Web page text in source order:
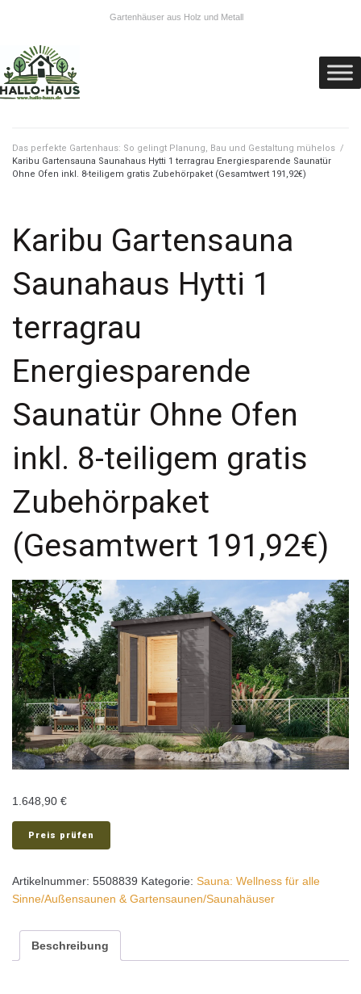
Gartenhäuser aus Holz und Metall
Das perfekte Gartenhaus: So gelingt Planung, Bau und Gestaltung mühelos /
Karibu Gartensauna Saunahaus Hytti 1 terragrau Energiesparende Saunatür
Ohne Ofen inkl. 8-teiligem gratis Zubehörpaket (Gesamtwert 191,92€)
Karibu Gartensauna
Saunahaus Hytti 1
terragrau
Energiesparende
Saunatür Ohne Ofen
inkl. 8-teiligem gratis
Zubehörpaket
(Gesamtwert 191,92€)
1.648,90 €
Preis prüfen
Artikelnummer: 5508839 Kategorie: Sauna: Wellness für alle
Sinne/Außensaunen & Gartensaunen/Saunahäuser
Beschreibung